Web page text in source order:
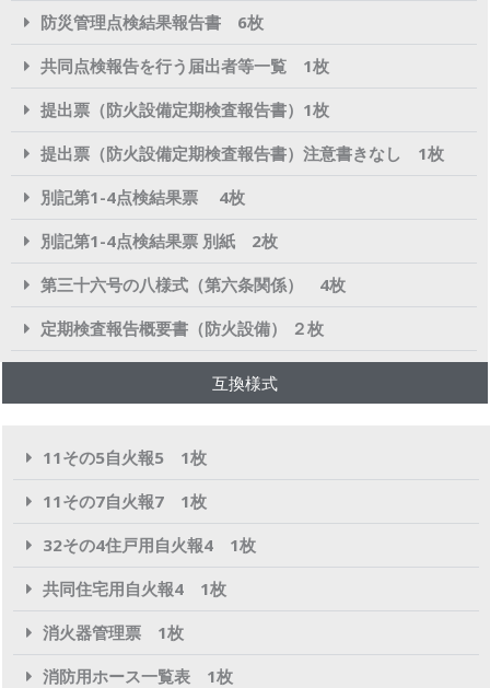
防災管理点検結果報告書 6枚
共同点検報告を行う届出者等一覧 1枚
提出票（防火設備定期検査報告書）1枚
提出票（防火設備定期検査報告書）注意書きなし 1枚
別記第1-4点検結果票 4枚
別記第1-4点検結果票 別紙 2枚
第三十六号の八様式（第六条関係） 4枚
定期検査報告概要書（防火設備） ２枚
互換様式
11その5自火報5 1枚
11その7自火報7 1枚
32その4住戸用自火報4 1枚
共同住宅用自火報4 1枚
消火器管理票 1枚
消防用ホース一覧表 1枚